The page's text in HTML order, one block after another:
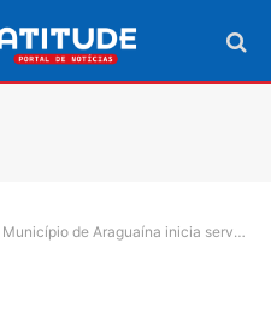
Município de Araguaína inicia serviço de registro online de acidentes de trânsito sem vítimas